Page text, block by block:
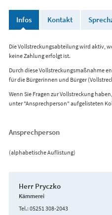
Infos Kontakt
Die Vollstreckungsabteilung wird aktiv,
keine Zahlung erfolgt ist.
Durch diese Vollstreckungsmaßnahme
für die Bürgerinnen und Bürger
Wenn Sie Fragen zur Vollstreckung
unter "Ansprechperson" aufgelisteten
Ansprechperson
(alphabetische Auflistung)
Herr Pryczko
Kämmerei
Tel. 05251 308-2043